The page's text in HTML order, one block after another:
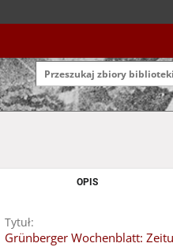
OPIS
Tytuł:
Grünberger Wochenblatt: